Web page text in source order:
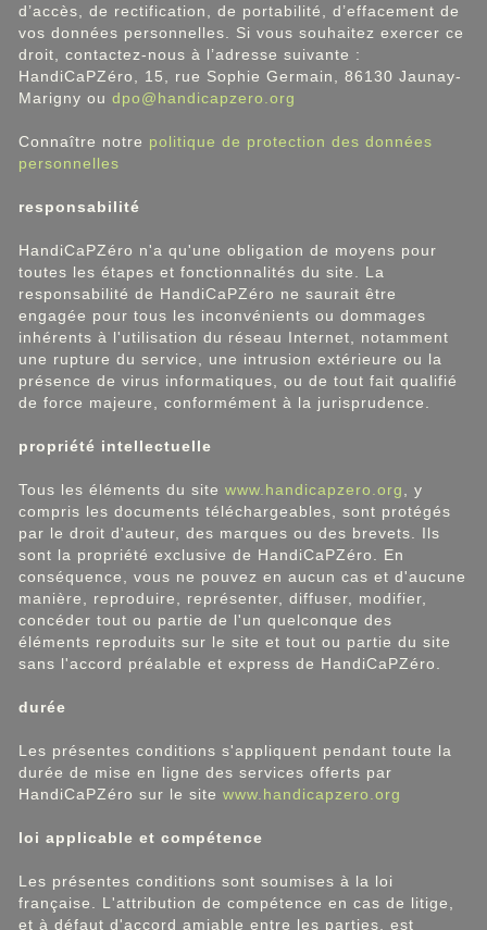
d’accès, de rectification, de portabilité, d’effacement de
vos données personnelles. Si vous souhaitez exercer ce
droit, contactez-nous à l’adresse suivante :
HandiCaPZéro, 15, rue Sophie Germain, 86130 Jaunay-
Marigny ou dpo@handicapzero.org
Connaître notre politique de protection des données
personnelles
responsabilité
HandiCaPZéro n'a qu'une obligation de moyens pour
toutes les étapes et fonctionnalités du site. La
responsabilité de HandiCaPZéro ne saurait être
engagée pour tous les inconvénients ou dommages
inhérents à l'utilisation du réseau Internet, notamment
une rupture du service, une intrusion extérieure ou la
présence de virus informatiques, ou de tout fait qualifié
de force majeure, conformément à la jurisprudence.
propriété intellectuelle
Tous les éléments du site www.handicapzero.org
, y
compris les documents téléchargeables, sont protégés
par le droit d'auteur, des marques ou des brevets. Ils
sont la propriété exclusive de HandiCaPZéro. En
conséquence, vous ne pouvez en aucun cas et d'aucune
manière, reproduire, représenter, diffuser, modifier,
concéder tout ou partie de l'un quelconque des
éléments reproduits sur le site et tout ou partie du site
sans l'accord préalable et express de HandiCaPZéro.
durée
Les présentes conditions s'appliquent pendant toute la
durée de mise en ligne des services offerts par
HandiCaPZéro sur le site www.handicapzero.org
loi applicable et compétence
Les présentes conditions sont soumises à la loi
française. L'attribution de compétence en cas de litige,
et à défaut d'accord amiable entre les parties, est